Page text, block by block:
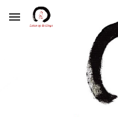
Skip to main content